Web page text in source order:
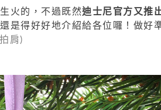
火的，不過既然迪士尼官方又推
還是得好好地介紹給各位囉！做好
肩)